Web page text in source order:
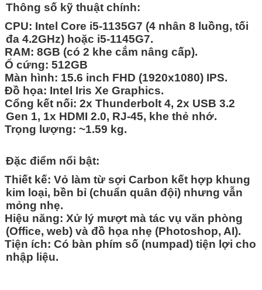
Thông số kỹ thuật chính:
CPU: Intel Core i5-1135G7 (4 nhân 8 luồng, tối
đa 4.2GHz) hoặc i5-1145G7.
RAM: 8GB (có 2 khe cắm nâng cấp).
Ổ cứng: 512GB
Màn hình: 15.6 inch FHD (1920x1080) IPS.
Đồ họa: Intel Iris Xe Graphics.
Cổng kết nối: 2x Thunderbolt 4, 2x USB 3.2
Gen 1, 1x HDMI 2.0, RJ-45, khe thẻ nhớ.
Trọng lượng: ~1.59 kg.
Đặc điểm nổi bật:
Thiết kế: Vỏ làm từ sợi Carbon kết hợp khung
kim loại, bền bỉ (chuẩn quân đội) nhưng vẫn
mỏng nhẹ.
Hiệu năng: Xử lý mượt mà tác vụ văn phòng
(Office, web) và đồ họa nhẹ (Photoshop, AI).
Tiện ích: Có bàn phím số (numpad) tiện lợi cho
nhập liệu.